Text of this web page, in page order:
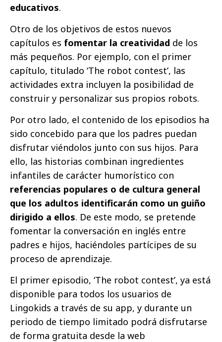
educativos.
Otro de los objetivos de estos nuevos
capítulos es fomentar la creatividad de los
más pequeños. Por ejemplo, con el primer
capítulo, titulado ‘The robot contest’, las
actividades extra incluyen la posibilidad de
construir y personalizar sus propios robots.
Por otro lado, el contenido de los episodios ha
sido concebido para que los padres puedan
disfrutar viéndolos junto con sus hijos. Para
ello, las historias combinan ingredientes
infantiles de carácter humorístico con
referencias populares o de cultura general
que los adultos identificarán como un guiño
dirigido a ellos. De este modo, se pretende
fomentar la conversación en inglés entre
padres e hijos, haciéndoles partícipes de su
proceso de aprendizaje.
El primer episodio, ‘The robot contest’, ya está
disponible para todos los usuarios de
Lingokids a través de su app, y durante un
periodo de tiempo limitado podrá disfrutarse
de forma gratuita desde la web